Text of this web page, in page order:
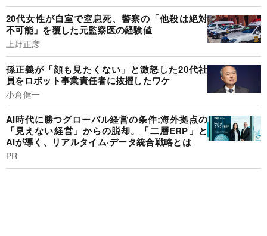
20代女性が自室で窒息死、警察の「他殺は絶対
不可能」を覆した元監察医の経験値
上野正彦
孫正義が「顔も見たくない」と激怒した20代社
員をロボット事業責任者に抜擢したワケ
小倉健一
AI時代に勝つグローバル経営の条件:海外拠点の
「見えない経営」からの脱却。「二層ERP」と
AIが導く、リアルタイム·データ統合戦略とは
PR